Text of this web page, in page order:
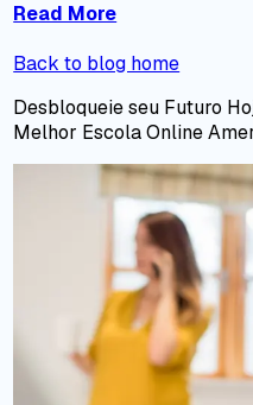
Read More
Back to blog home
Desbloqueie seu Futuro
Melhor Escola Online